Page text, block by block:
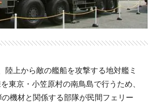
陸上から敵の艦船を攻撃する地対艦ミ
東京・小笠原村の南鳥島で行うため、
機材と関係する部隊が民間フェリー